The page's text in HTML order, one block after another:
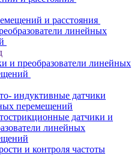
и расстояния
линейных
и преобразователи линейных
индуктивные датчики
перемещений
датчики и
линейных
и контроля частоты